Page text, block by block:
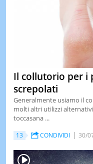
Il collutorio per i
screpolati
Generalmente usiamo il
molti altri utilizzi
toccasana ...
13 CONDIVIDI 30/